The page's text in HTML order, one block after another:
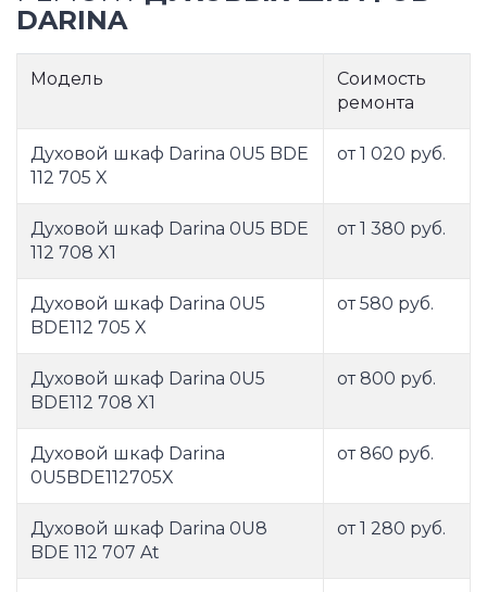
DARINA
Модель
Соимость
ремонта
Духовой шкаф Darina 0U5 BDE
112 705 X
от 1 020 руб.
Духовой шкаф Darina 0U5 BDE
112 708 X1
от 1 380 руб.
Духовой шкаф Darina 0U5
BDE112 705 X
от 580 руб.
Духовой шкаф Darina 0U5
BDE112 708 X1
от 800 руб.
Духовой шкаф Darina
0U5BDE112705X
от 860 руб.
Духовой шкаф Darina 0U8
BDE 112 707 At
от 1 280 руб.